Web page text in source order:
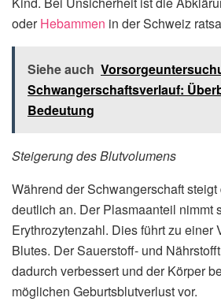
oderHebammen in der Schweiz
Siehe auch
Schwangerschaftsverlauf:
Bedeutung
Steigerung des Blutvolumens
Während der Schwangerschaft
deutlich an. Der Plasmaanteil nimmt
Erythrozytenzahl. Dies führt zu einer
Blutes. Der Sauerstoff- und
dadurch verbessert und der Körper
möglichen Geburtsblutverlust vor.